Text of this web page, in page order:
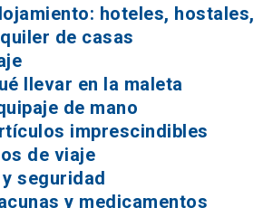
hoteles, hostales,
de casas
llevar en la maleta
de mano
imprescindibles
de viaje
seguridad
y medicamentos